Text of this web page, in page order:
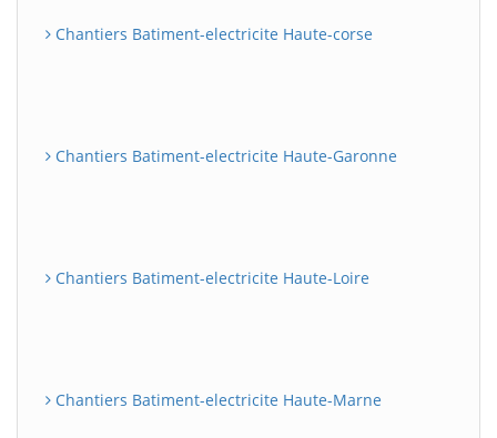
Chantiers Batiment-electricite Haute-corse
Chantiers Batiment-electricite Haute-Garonne
Chantiers Batiment-electricite Haute-Loire
Chantiers Batiment-electricite Haute-Marne